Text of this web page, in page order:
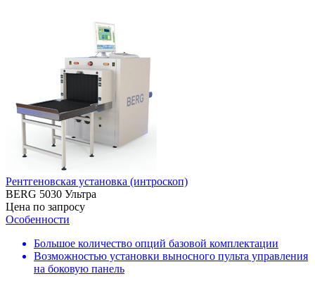
Рентгеновская установка (интроскоп)
BERG 5030 Ультра
Цена по запросу
Особенности
Большое количество опций базовой комплектации
Возможностью установки выносного пульта управления
на боковую панель